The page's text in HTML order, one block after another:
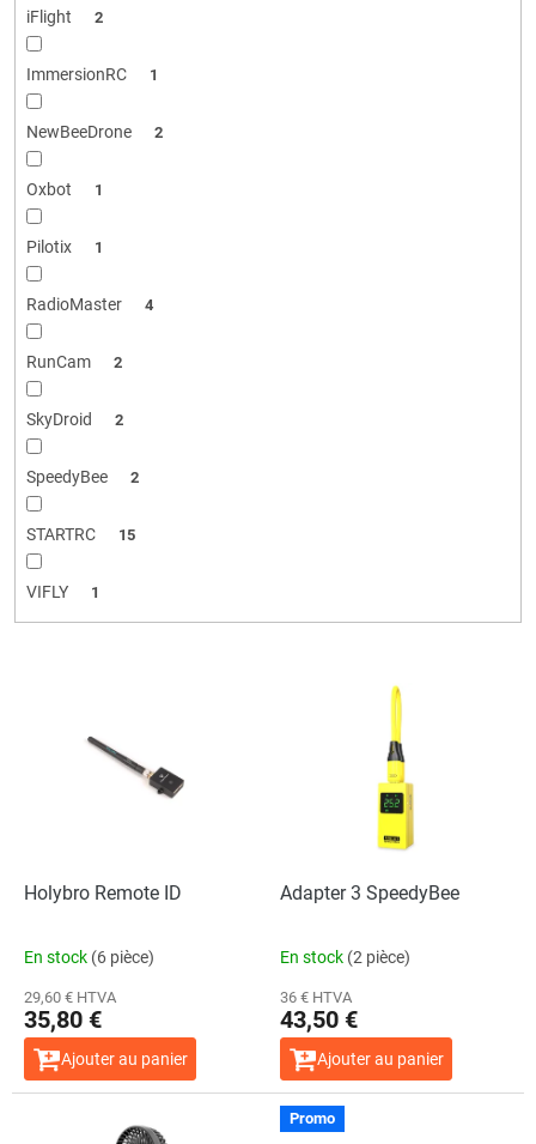
iFlight 2
ImmersionRC 1
NewBeeDrone 2
Oxbot 1
Pilotix 1
RadioMaster 4
RunCam 2
SkyDroid 2
SpeedyBee 2
STARTRC 15
VIFLY 1
Holybro Remote ID
En stock (6 pièce)
29,60 € HTVA
35,80 €
Ajouter au panier
Adapter 3 SpeedyBee
En stock (2 pièce)
36 € HTVA
43,50 €
Ajouter au panier
Promo